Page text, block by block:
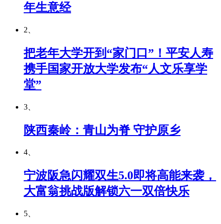
年生意经
2、
把老年大学开到“家门口”！平安人寿
携手国家开放大学发布“人文乐享学
堂”
3、
陕西秦岭：青山为脊 守护原乡
4、
宁波阪急闪耀双生5.0即将高能来袭，
大富翁挑战版解锁六一双倍快乐
5、